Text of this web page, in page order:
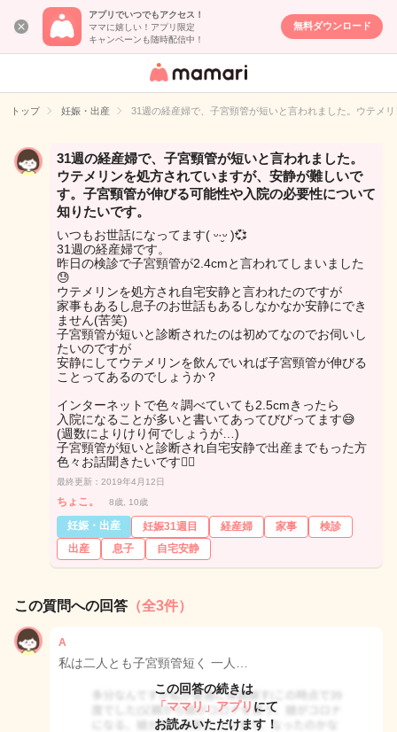
アプリでいつでもアクセス！
ママに嬉しい！アプリ限定
キャンペーンも随時配信中！
無料ダウンロード
女性専用匿名QA
イト
トップ 妊娠・出産 31週の経産婦で、子宮頸管が短いと言われました。ウテメ
31週の経産婦で、子宮頸管が短いと言われました。
ウテメリンを処方されていますが、安静が難しいで
す。子宮頸管が伸びる可能性や入院の必要性について
知りたいです。
いつもお世話になってます( ᵕ·̮ᵕ )💞
31週の経産婦です。
昨日の検診で子宮頸管が2.4cmと言われてしまいました
😓
ウテメリンを処方され自宅安静と言われたのですが
家事もあるし息子のお世話もあるしなかなか安静にでき
ません(苦笑)
子宮頸管が短いと診断されたのは初めてなのでお伺いし
たいのですが
安静にしてウテメリンを飲んでいれば子宮頸管が伸びる
ことってあるのでしょうか？
インターネットで色々調べていても2.5cmきったら
入院になることが多いと書いてあってびびってます😅
(週数によりけり何でしょうが…)
子宮頸管が短いと診断され自宅安静で出産までもった方
色々お話聞きたいです🙇‍♀️
最終更新：2019年4月12日
ちょこ。 8歳, 10歳
妊娠・出産 妊娠31週目 経産婦 家事
検診
出産
息子 自宅安静
この質問への回答 （全3件）
A
私は二人とも子宮頸管短く 一人…
この回答の続きは
「ママリ」アプリ にて
お読みいただけます！